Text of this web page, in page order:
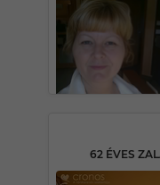
62 ÉVES